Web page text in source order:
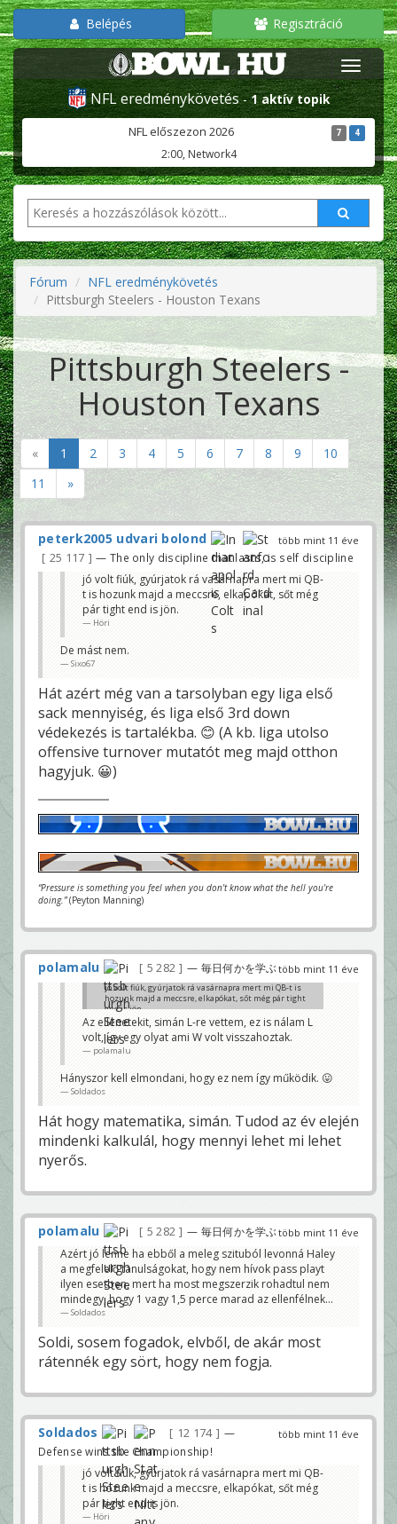
Belépés Regisztráció
NFL eredménykövetés -1 aktív topik
NFL előszezon 2026 7 4
2:00, Network4
Fórum
NFL eredménykövetés
Pittsburgh Steelers - Houston Texans
Pittsburgh Steelers -
Houston Texans
« 1 2 3 4 5 6 7 8 9
10
11
»
több mint 11 éve
peterk2005 udvari bolond
25 117 — The only discipline that lasts, is self discipline
jó volt fiúk, gyúrjatok rá vasárnapra mert mi QB-
t is hozunk majd a meccsre, elkapókat, sőt még
pár tight end is jön.
Höri
De mást nem.
Sixo67
Hát azért még van a tarsolyban egy liga első
sack mennyiség, és liga első 3rd down
védekezés is tartalékba. 😊 (A kb. liga utolso
offensive turnover mutatót meg majd otthon
hagyjuk. 😀)
“Pressure is something you feel when you don't know what the hell you're
doing.”(Peyton Manning)
több mint 11 éve
polamalu 5 282 — 毎日何かを学ぶ
jó volt fiúk, gyúrjatok rá vasárnapra mert mi QB-t is
hozunk majd a meccsre, elkapókat, sőt még pár tight
end is jön.
Höri
Az ellenetekit, simán L-re vettem, ez is nálam L
volt, így egy olyat ami W volt visszahoztak.
polamalu
Hányszor kell elmondani, hogy ez nem így működik. 😛
Soldados
Hát hogy matematika, simán. Tudod az év elején
mindenki kalkulál, hogy mennyi lehet mi lehet
nyerős.
több mint 11 éve
polamalu 5 282 — 毎日何かを学ぶ
Azért jó lenne ha ebből a meleg szituból levonná Haley
a megfelelő tanulságokat, hogy nem hívok pass playt
ilyen esetben, mert ha most megszerzik rohadtul nem
mindegy, hogy 1 vagy 1,5 perce marad az ellenfélnek...
Soldados
Soldi, sosem fogadok, elvből, de akár most
rátennék egy sört, hogy nem fogja.
több mint 11 éve
Soldados 12 174
—
Defense wins the Championship!
jó volt fiúk, gyúrjatok rá vasárnapra mert mi QB-
t is hozunk majd a meccsre, elkapókat, sőt még
pár tight end is jön.
Höri